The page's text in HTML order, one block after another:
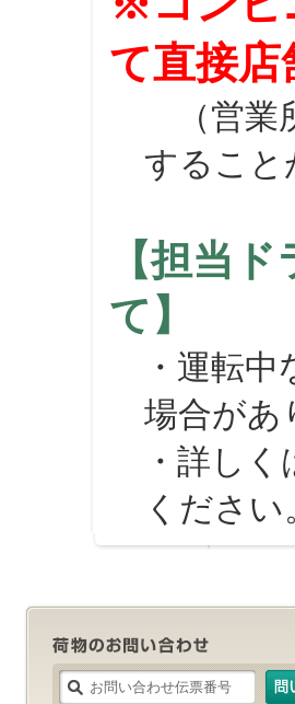
て直接
（営業
すること
【担当
て】
・運転中
場合があ
・詳しく
ください